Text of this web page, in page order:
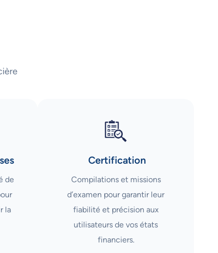
de
la
Certification
Compilations et missions
d’examen pour garantir leur
fiabilité et précision aux
utilisateurs de vos états
financiers.